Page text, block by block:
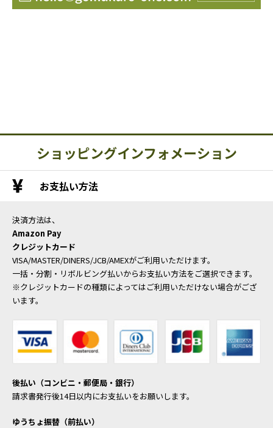
ショッピングインフォメーション
お支払い方法
決済方法は、
Amazon Pay
クレジットカード
VISA/MASTER/DINERS/JCB/AMEXがご利用いただけます。
一括・分割・リボルビング払いからお支払い方法をご選択できます。
※クレジットカードの種類によってはご利用いただけない場合がござ
います。
後払い（コンビニ・郵便局・銀行）
請求書発行後14日以内にお支払いをお願いします。
ゆうちょ振替（前払い）